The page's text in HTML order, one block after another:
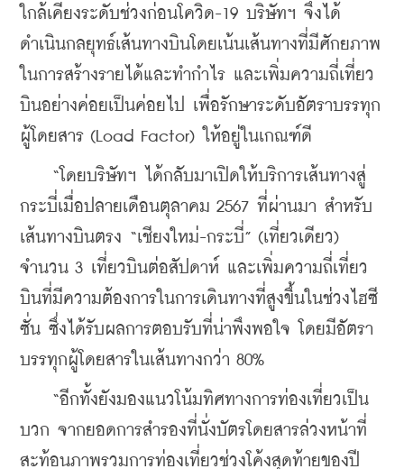
ใกล้เคียงระดับช่วงก่อนโควิด-19 บริษัทฯ จึงได้
ดำเนินกลยุทธ์เส้นทางบินโดยเน้นเส้นทางที่มีศักยภาพ
ในการสร้างรายได้และทำกำไร และเพิ่มความถี่เที่ยว
บินอย่างค่อยเป็นค่อยไป เพื่อรักษาระดับอัตราบรรทุก
ผู้โดยสาร (Load Factor) ให้อยู่ในเกณฑ์ดี
“โดยบริษัทฯ ได้กลับมาเปิดให้บริการเส้นทางสู่
กระบี่เมื่อปลายเดือนตุลาคม 2567 ที่ผ่านมา สำหรับ
เส้นทางบินตรง “เชียงใหม่-กระบี่” (เที่ยวเดียว)
จำนวน 3 เที่ยวบินต่อสัปดาห์ และเพิ่มความถี่เที่ยว
บินที่มีความต้องการในการเดินทางที่สูงขึ้นในช่วงไฮซี
ซั่น ซึ่งได้รับผลการตอบรับที่น่าพึงพอใจ โดยมีอัตรา
บรรทุกผู้โดยสารในเส้นทางกว่า 80%
“อีกทั้งยังมองแนวโน้มทิศทางการท่องเที่ยวเป็น
บวก จากยอดการสำรองที่นั่งบัตรโดยสารล่วงหน้าที่
สะท้อนภาพรวมการท่องเที่ยวช่วงโค้งสุดท้ายของปี